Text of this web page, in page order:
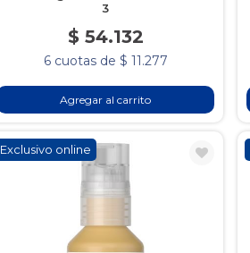
3
$ 54.132
6 cuotas de $ 11.277
Agregar al carrito
Exclusivo online